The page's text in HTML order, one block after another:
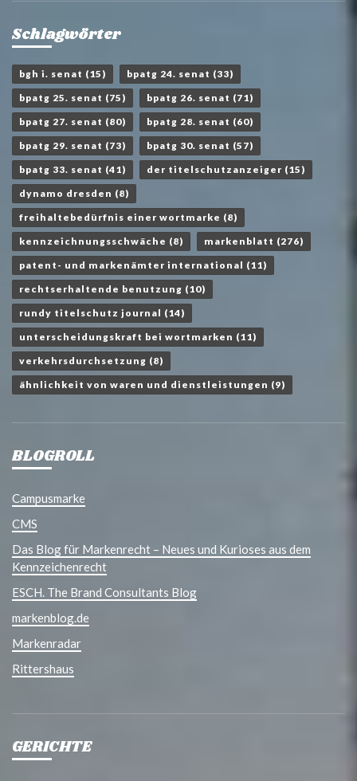
Schlagwörter
bgh i. senat (15) bpatg 24. senat (33)
bpatg 25. senat (75) bpatg 26. senat (71)
bpatg 27. senat (80) bpatg 28. senat (60)
bpatg 29. senat (73) bpatg 30. senat (57)
bpatg 33. senat (41) der titelschutzanzeiger (15)
dynamo dresden (8)
freihaltebedürfnis einer wortmarke (8)
kennzeichnungsschwäche (8) markenblatt (276)
patent- und markenämter international (11)
rechtserhaltende benutzung (10)
rundy titelschutz journal (14)
unterscheidungskraft bei wortmarken (11)
verkehrsdurchsetzung (8)
ähnlichkeit von waren und dienstleistungen (9)
BLOGROLL
Campusmarke
CMS
Das Blog für Markenrecht – Neues und Kurioses aus dem
Kennzeichenrecht
ESCH. The Brand Consultants Blog
markenblog.de
Markenradar
Rittershaus
GERICHTE